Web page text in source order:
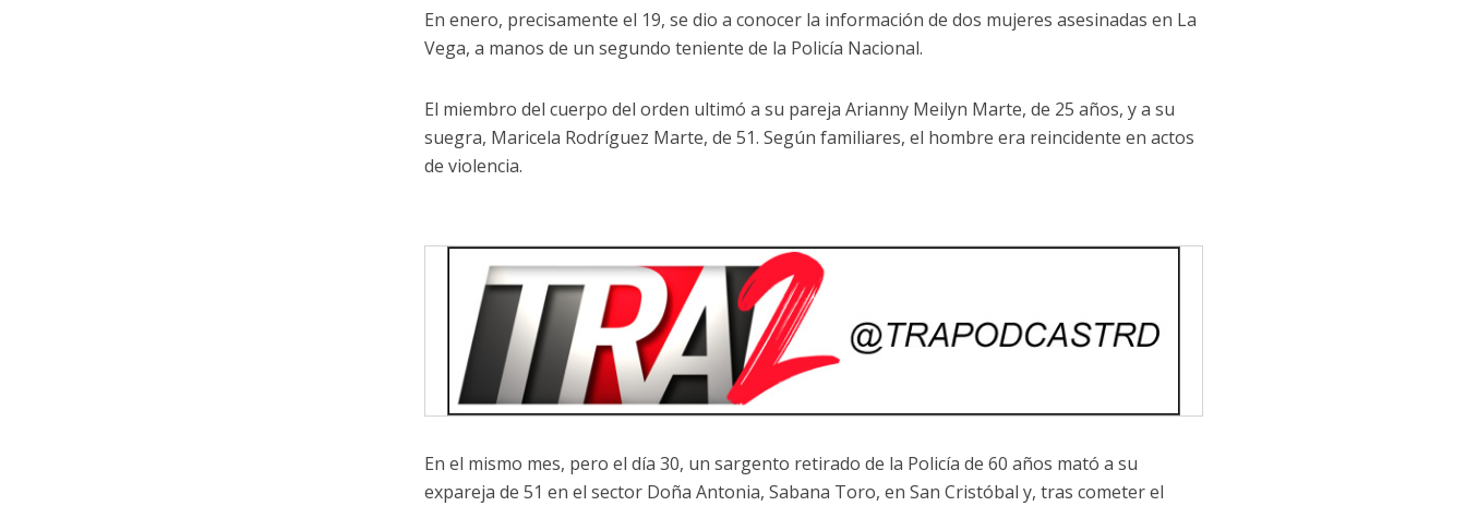
En enero, precisamente el 19, se dio a conocer la información de dos mujeres asesinadas en La
Vega, a manos de un segundo teniente de la Policía Nacional.
El miembro del cuerpo del orden ultimó a su pareja Arianny Meilyn Marte, de 25 años, y a su
suegra, Maricela Rodríguez Marte, de 51. Según familiares, el hombre era reincidente en actos
de violencia.
En el mismo mes, pero el día 30, un sargento retirado de la Policía de 60 años mató a su
expareja de 51 en el sector Doña Antonia, Sabana Toro, en San Cristóbal y, tras cometer el